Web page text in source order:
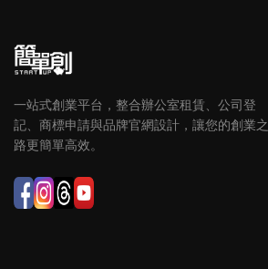
一站式創業平台，整合辦公室租賃、公司登
記、商標申請與品牌官網設計，讓您的創業之
路更簡單高效。